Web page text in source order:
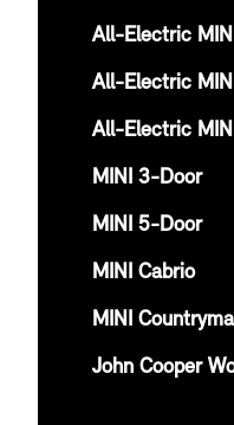
All-Electric
All-Electric
All-Electric
MINI 3-Door
MINI 5-Door
MINI Cabrio
MINI
John Cooper